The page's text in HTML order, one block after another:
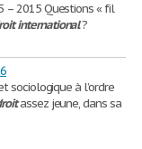
– 2015 Questions « fil
international?
et sociologique à l’ordre
assez jeune, dans sa